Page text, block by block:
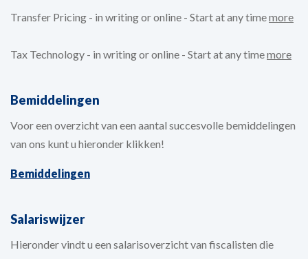
Transfer Pricing - in writing or online - Start at any timemore
Tax Technology - in writing or online - Start at any timemore
Bemiddelingen
Voor een overzicht van een aantal succesvolle bemiddelingen
van ons kunt u hieronder klikken!
Bemiddelingen
Salariswijzer
Hieronder vindt u een salarisoverzicht van fiscalisten die